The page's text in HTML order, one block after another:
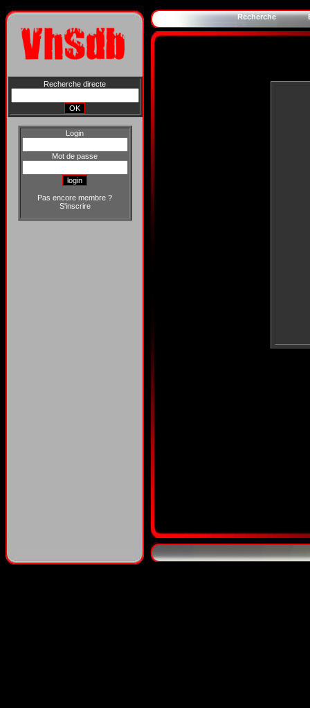
Recherche directe
Login
Mot de passe
Pas encore membre ?
S'inscrire
Recherche